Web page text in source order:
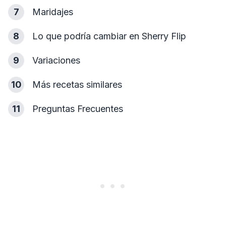
7 Maridajes
8 Lo que podría cambiar en Sherry Flip
9 Variaciones
10 Más recetas similares
11 Preguntas Frecuentes